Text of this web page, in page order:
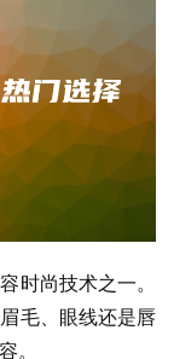
时尚技术之一。
毛、眼线还是唇
。